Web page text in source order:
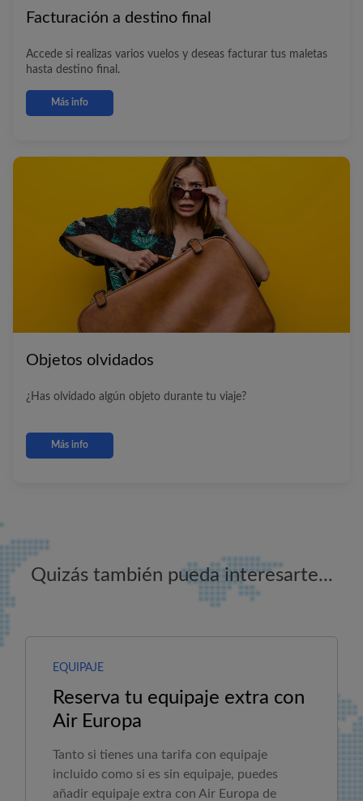
Facturación a destino final
Accede si realizas varios vuelos y deseas facturar tus maletas
hasta destino final.
Más info
Objetos olvidados
¿Has olvidado algún objeto durante tu viaje?
Más info
Quizás también pueda interesarte...
EQUIPAJE
Reserva tu equipaje extra con
Air Europa
Tanto si tienes una tarifa con equipaje
incluido como si es sin equipaje, puedes
añadir equipaje extra con Air Europa de